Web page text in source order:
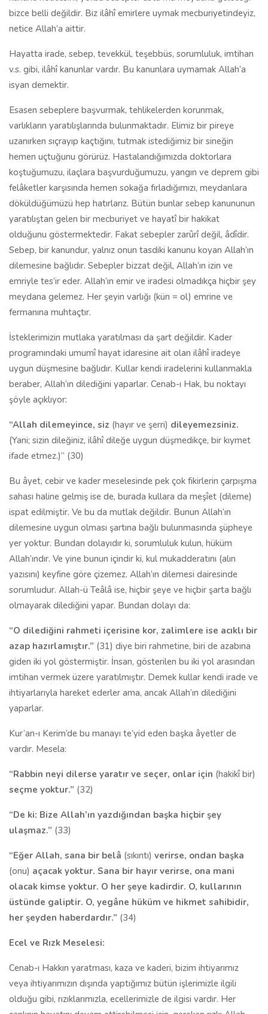
bizce belli değildir. Biz ilâhî emirlere uymak mecburiyetindeyiz,
netice Allah’a aittir.
Hayatta irade, sebep, tevekkül, teşebbüs, sorumluluk, imtihan
v.s. gibi, ilâhî kanunlar vardır. Bu kanunlara uymamak Allah’a
isyan demektir.
Esasen sebeplere başvurmak, tehlikelerden korunmak,
varlıkların yaratılışlarında bulunmaktadır. Elimiz bir pireye
uzanırken sıçrayıp kaçtığını, tutmak istediğimiz bir sineğin
hemen uçtuğunu görürüz. Hastalandığımızda doktorlara
koştuğumuzu, ilaçlara başvurduğumuzu, yangın ve deprem gibi
felâketler karşısında hemen sokağa fırladığımızı, meydanlara
döküldüğümüzü hep hatırlarız. Bütün bunlar sebep kanununun
yaratılıştan gelen bir mecburiyet ve hayatî bir hakikat
olduğunu göstermektedir. Fakat sebepler zarûrî değil, âdîdir.
Sebep, bir kanundur, yalnız onun tasdiki kanunu koyan Allah’ın
dilemesine bağlıdır. Sebepler bizzat değil, Allah’ın izin ve
emriyle tes’ir eder. Allah’ın emir ve iradesi olmadıkça hiçbir şey
meydana gelemez. Her şeyin varlığı (kün = ol) emrine ve
fermanına muhtaçtır.
İsteklerimizin mutlaka yaratılması da şart değildir. Kader
programındaki umumî hayat idaresine ait olan ilâhî iradeye
uygun düşmesine bağlıdır. Kullar kendi iradelerini kullanmakla
beraber, Allah’ın dilediğini yaparlar. Cenab-ı Hak, bu noktayı
şöyle açıklıyor:
“Allah dilemeyince, siz (hayır ve şerri) dileyemezsiniz.
(Yani; sizin dileğiniz, ilâhî dileğe uygun düşmedikçe, bir kıymet
ifade etmez.)” (30)
Bu âyet, cebir ve kader meselesinde pek çok fikirlerin çarpışma
sahası haline gelmiş ise de, burada kullara da meşîet (dileme)
ispat edilmiştir. Ve bu da mutlak değildir. Bunun Allah’ın
dilemesine uygun olması şartına bağlı bulunmasında şüpheye
yer yoktur. Bundan dolayıdır ki, sorumluluk kulun, hüküm
Allah’ındır. Ve yine bunun içindir ki, kul mukadderatını (alın
yazısını) keyfine göre çizemez. Allah’ın dilemesi dairesinde
sorumludur. Allah-ü Teâlâ ise, hiçbir şeye ve hiçbir şarta bağlı
olmayarak dilediğini yapar. Bundan dolayı da:
“O dilediğini rahmeti içerisine kor, zalimlere ise acıklı bir
azap hazırlamıştır.” (31) diye biri rahmetine, biri de azabına
giden iki yol göstermiştir. İnsan, gösterilen bu iki yol arasından
imtihan vermek üzere yaratılmıştır. Demek kullar kendi irade ve
ihtiyarlarıyla hareket ederler ama, ancak Allah’ın dilediğini
yaparlar.
Kur’an-ı Kerim’de bu manayı te’yid eden başka âyetler de
vardır. Mesela:
“Rabbin neyi dilerse yaratır ve seçer, onlar için (hakikî bir)
seçme yoktur.” (32)
“De ki: Bize Allah’ın yazdığından başka hiçbir şey
ulaşmaz.” (33)
“Eğer Allah, sana bir belâ (sıkıntı) verirse, ondan başka
(onu) açacak yoktur. Sana bir hayır verirse, ona mani
olacak kimse yoktur. O her şeye kadirdir. O, kullarının
üstünde galiptir. O, yegâne hüküm ve hikmet sahibidir,
her şeyden haberdardır.” (34)
Ecel ve Rızk Meselesi:
Cenab-ı Hakkın yaratması, kaza ve kaderi, bizim ihtiyarımız
veya ihtiyarımızın dışında yaptığımız bütün işlerimizle ilgili
olduğu gibi, rızıklarımızla, ecellerimizle de ilgisi vardır. Her